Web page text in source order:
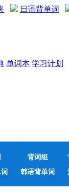
日语背单词
单词本 学习计划
背词组
韩语背单词